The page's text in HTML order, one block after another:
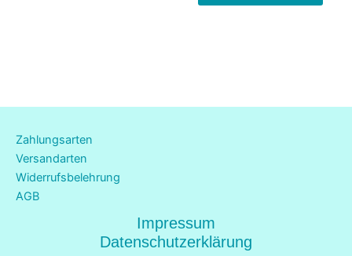
Zahlungsarten
Versandarten
Widerrufsbelehrung
AGB
Impressum
Datenschutzerklärung